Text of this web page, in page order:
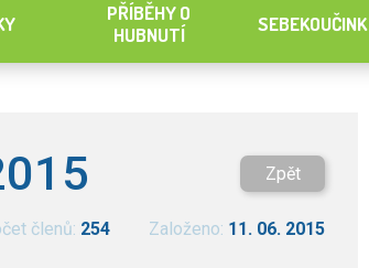
PŘÍBĚHY O
HUBNUTÍ
SEBEKOUČINK
Zpět
členů: 254 Založeno: 11. 06. 2015